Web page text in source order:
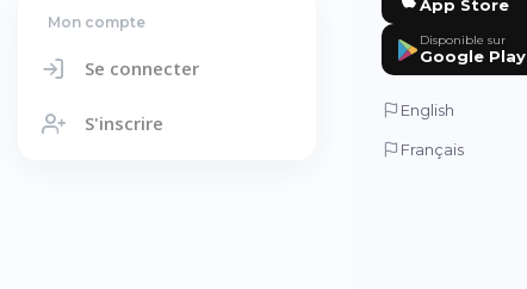
Mon compte
Se connecter
S'inscrire
App Store
Disponible sur
Google Play
English
Français